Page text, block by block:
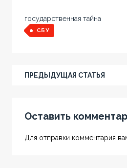
государственная тайна
СБУ
ПРЕДЫДУЩАЯ СТАТЬЯ
Оставить
Для отправки комментария